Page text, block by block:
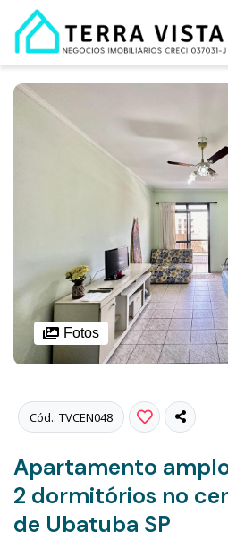
Fotos
Cód.: TVCEN048
Apartamento
2 dormitórios no
de Ubatuba SP